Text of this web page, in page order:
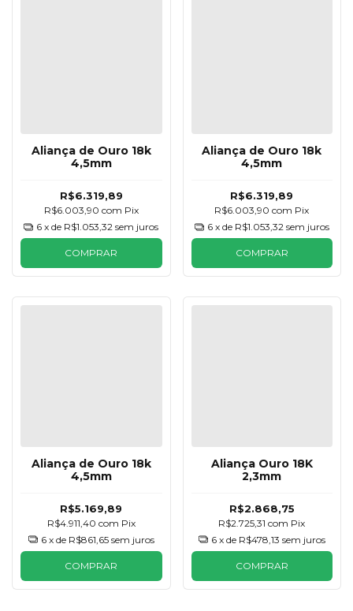
Aliança de Ouro 18k
4,5mm
R$6.319,89
R$6.003,90 com Pix
6 x de R$1.053,32 sem juros
COMPRAR
Aliança de Ouro 18k
4,5mm
R$6.319,89
R$6.003,90com Pix
6 x de R$1.053,32 sem juros
COMPRAR
Aliança de Ouro 18k
4,5mm
R$5.169,89
R$4.911,40 com Pix
6 x de R$861,65 sem juros
COMPRAR
Aliança Ouro 18K
2,3mm
R$2.868,75
R$2.725,31com Pix
6 x de R$478,13 sem juros
COMPRAR